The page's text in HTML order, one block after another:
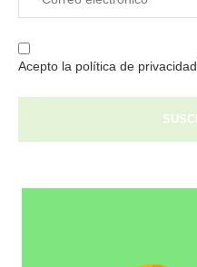
Acepto la política de privacidad